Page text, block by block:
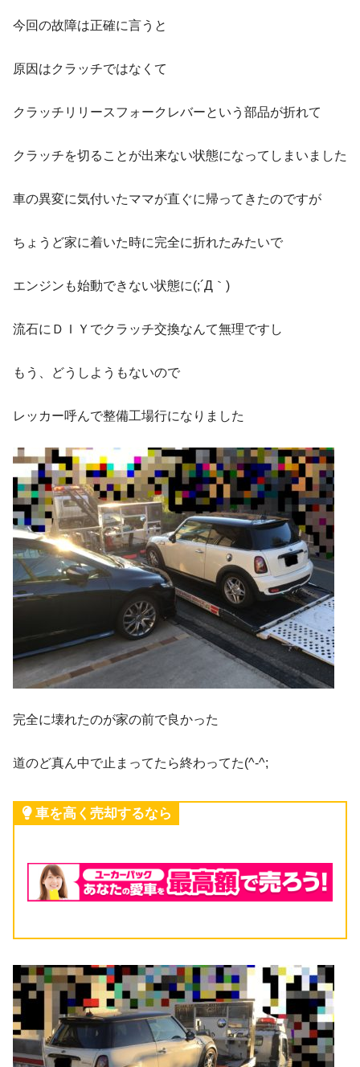
今回の故障は正確に言うと
原因はクラッチではなくて
クラッチリリースフォークレバーという部品が折れて
クラッチを切ることが出来ない状態になってしまいました
車の異変に気付いたママが直ぐに帰ってきたのですが
ちょうど家に着いた時に完全に折れたみたいで
エンジンも始動できない状態に(;´Д｀)
流石にＤＩＹでクラッチ交換なんて無理ですし
もう、どうしようもないので
レッカー呼んで整備工場行になりました
完全に壊れたのが家の前で良かった
道のど真ん中で止まってたら終わってた(^-^;
車を高く売却するなら